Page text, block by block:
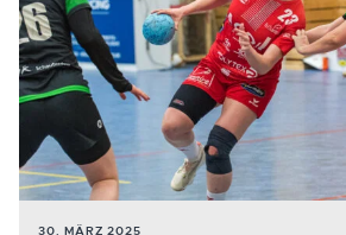
30. MÄRZ 2025